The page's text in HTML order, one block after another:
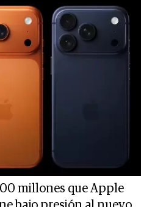
millones que Apple